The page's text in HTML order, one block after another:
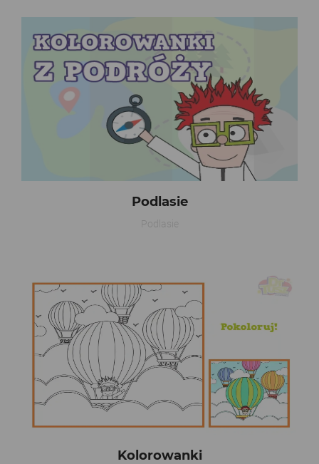
Podlasie
Podlasie
Kolorowanki